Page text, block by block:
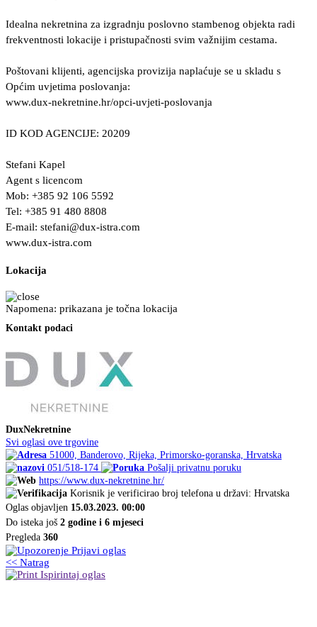
Idealna nekretnina za izgradnju poslovno stambenog objekta radi
frekventnosti lokacije i pristupačnosti svim važnijim cestama.
Poštovani klijenti, agencijska provizija naplaćuje se u skladu s
Općim uvjetima poslovanja:
www.dux-nekretnine.hr/opci-uvjeti-poslovanja
ID KOD AGENCIJE: 20209
Stefani Kapel
Agent s licencom
Mob: +385 92 106 5592
Tel: +385 91 480 8808
E-mail: stefani@dux-istra.com
www.dux-istra.com
Lokacija
Napomena: prikazana je točna lokacija
Kontakt podaci
DuxNekretnine
Svi oglasi ove trgovine
51000, Banderovo, Rijeka, Primorsko-goranska, Hrvatska
051/518-174
Pošalji privatnu poruku
https://www.dux-nekretnine.hr/
Korisnik je verificirao broj telefona u državi: Hrvatska
Oglas objavljen 15.03.2023. 00:00
Do isteka još 2 godine i 6 mjeseci
Pregleda 360
Prijavi oglas
<< Natrag
Ispirintaj oglas